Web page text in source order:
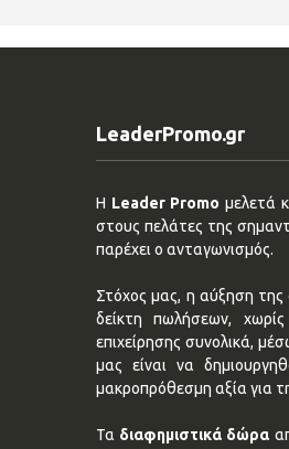
LeaderPromo.gr
Η Leader Promo μελετά
στους πελάτες της
παρέχει ο ανταγωνισμός.
Στόχος μας, η αύξηση της
δείκτη πωλήσεων,
επιχείρησης συνολικά,
μας είναι να
μακροπρόθεσμη αξία για
Τα διαφημιστικά δώρα